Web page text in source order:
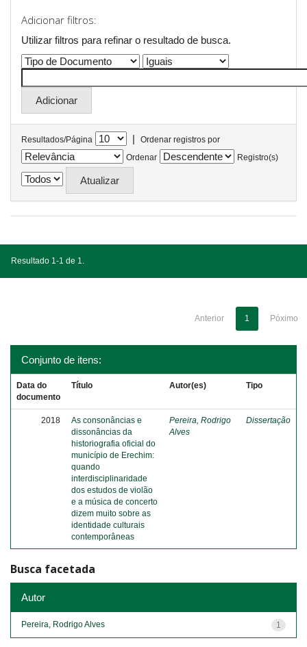
Adicionar filtros:
Utilizar filtros para refinar o resultado de busca.
Resultados/Página |
Ordenar registros por
Ordenar
Registro(s)
Resultado 1-1 de 1.
Anterior 1 Póximo
Conjunto de itens:
Data do
documento
Título Autor(es) Tipo
2018
As consonâncias e
dissonâncias da
historiografia oficial do
município de Erechim:
quando
interdisciplinaridade
dos estudos de violão
e a música de concerto
dizem muito sobre as
identidade culturais
contemporâneas
Pereira, Rodrigo
Alves
Dissertação
Busca facetada
Autor
1
Pereira, Rodrigo Alves